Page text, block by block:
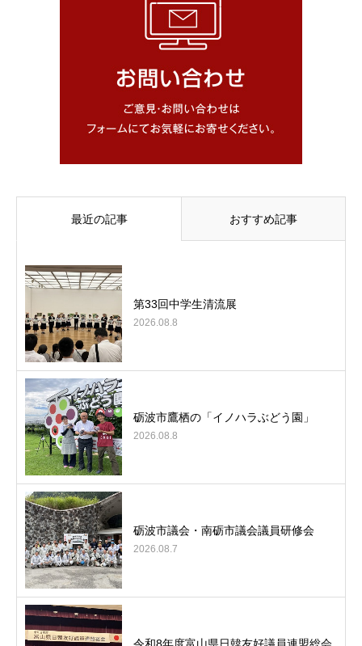
最近の記事 おすすめ記事
第33回中学生清流展
2026.08.8
砺波市鷹栖の「イノハラぶどう園」
2026.08.8
砺波市議会・南砺市議会議員研修会
2026.08.7